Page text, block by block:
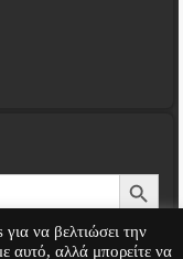
Search Button
να βελτιώσει την
αυτό, αλλά μπορείτε να